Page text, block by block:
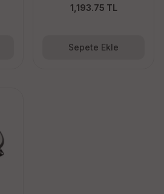
1,193.75 TL
Sepete Ekle